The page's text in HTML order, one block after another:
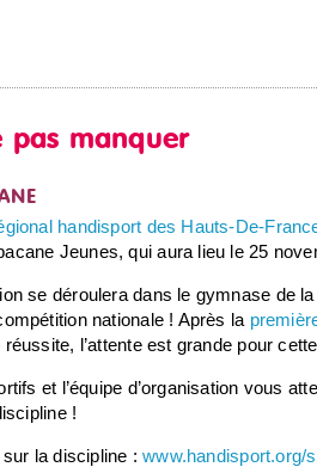
manquer
handisport des Hauts-De-
Jeunes, qui aura lieu le 25
se déroulera dans le gymnase de
nationale ! Après la
réussite, l’attente est grande pour
et l’équipe d’organisation vous
!
sur la discipline :www.handisport.org/